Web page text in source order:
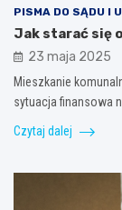
PISMA DO SĄDU I
Jak starać się
23 maja 2025
Mieszkanie
sytuacja finansowa
Czytaj dalej